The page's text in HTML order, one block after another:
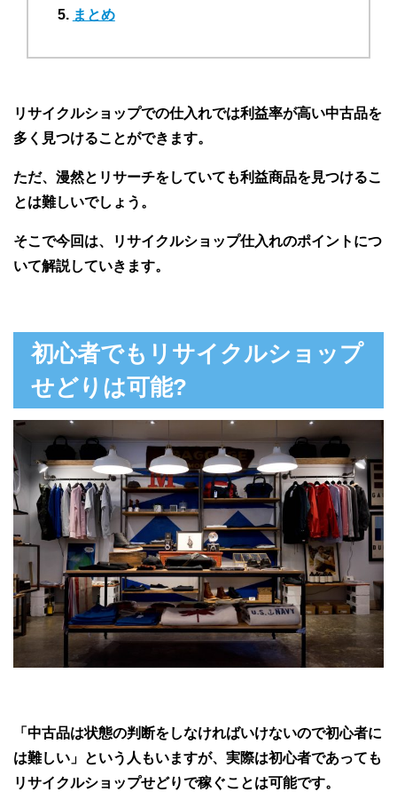
まとめ
リサイクルショップでの仕入れでは利益率が高い中古品を
多く見つけることができます。
ただ、漫然とリサーチをしていても利益商品を見つけるこ
とは難しいでしょう。
そこで今回は、リサイクルショップ仕入れのポイントにつ
いて解説していきます。
初心者でもリサイクルショップ
せどりは可能?
「中古品は状態の判断をしなければいけないので初心者に
は難しい」という人もいますが、実際は初心者であっても
リサイクルショップせどりで稼ぐことは可能です。